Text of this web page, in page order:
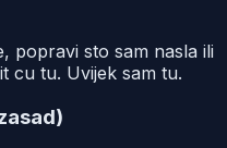
popravi sto sam nasla ili
cu tu. Uvijek sam tu.